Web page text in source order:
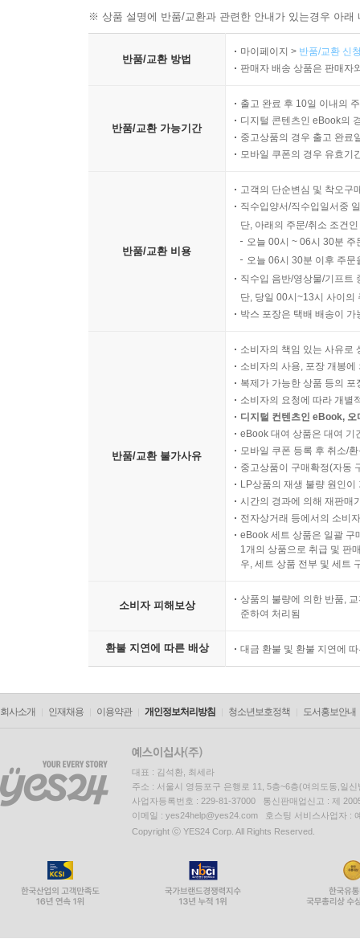
※ 상품 설명에 반품/교환과 관련한 안내가 있는경우 아
반품/교환 방법
마이페이지 > 반품/교환 신
판매자 배송 상품은 판매자
반품/교환 가능기간
출고 완료 후 10일 이내의
디지털 콘텐츠인 eBook의
중고상품의 경우 출고 완료
모바일 쿠폰의 경우 유효기
반품/교환 비용
고객의 단순변심 및 착오구
직수입양서/직수입일서중
단, 아래의 주문/취소 조건
오늘 00시 ~ 06시 30분
오늘 06시 30분 이후 주
직수입 음반/영상물/기프트
단, 당일 00시~13시 사이의
박스 포장은 택배 배송이
반품/교환 불가사유
소비자의 책임 있는 사유로
소비자의 사용, 포장 개봉
복제가 가능한 상품 등의
소비자의 요청에 따라 개별
디지털 컨텐츠인 eBook,
eBook 대여 상품은 대여 기
모바일 쿠폰 등록 후 취소/
중고상품이 구매확정(자동
LP상품의 재생 불량 원인
시간의 경과에 의해 재판매
전자상거래 등에서의 소비
eBook 세트 상품은 일괄 구
1개의 상품으로 취급 및 판
우, 세트 상품 전부 및 세트
소비자 피해보상
상품의 불량에 의한 반품,
준하여 처리됨
환불 지연에 따른 배상 대금 환불 및 환불 지연에
회사소개 인재채용 이용약관 개인정보처리방침 청소년보호정책 도서홍보안내
대표 : 김석환, 최세라
주소 : 서울시 영등포구 은행로 11, 5층~6층(여의도동,일신
사업자등록번호 : 229-81-37000 통신판매업신고 : 제
이메일 : yes24help@yes24.com 호스팅 서비스사업자 :
Copyright ⓒ YES24 Corp. All Rights Reserved.